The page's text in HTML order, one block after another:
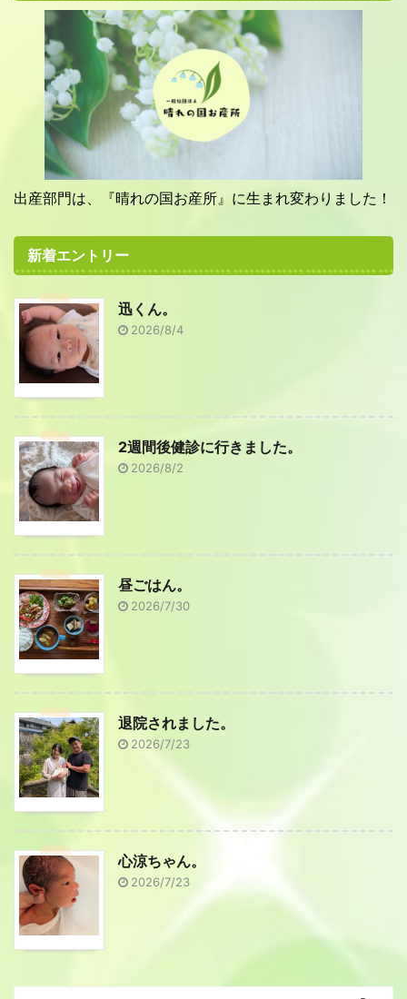
出産部門は、『晴れの国お産所』に生まれ変わりました！
新着エントリー
迅くん。
2026/8/4
2週間後健診に行きました。
2026/8/2
昼ごはん。
2026/7/30
退院されました。
2026/7/23
心涼ちゃん。
2026/7/23